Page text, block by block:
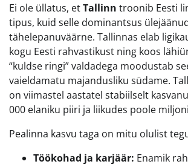
Ei ole üllatus, etTallinn troonib Eesti
tipus, kuid selle dominantsus
tähelepanuväärne. Tallinnas elab
kogu Eesti rahvastikust ning koos
“kuldse ringi” valdadega moodustab
vaieldamatu majandusliku südame.
on viimastel aastatel stabiilselt
000 elaniku piiri ja liikudes poole
Pealinna kasvu taga on mitu olulist
Töökohad ja karjäär: Enamik